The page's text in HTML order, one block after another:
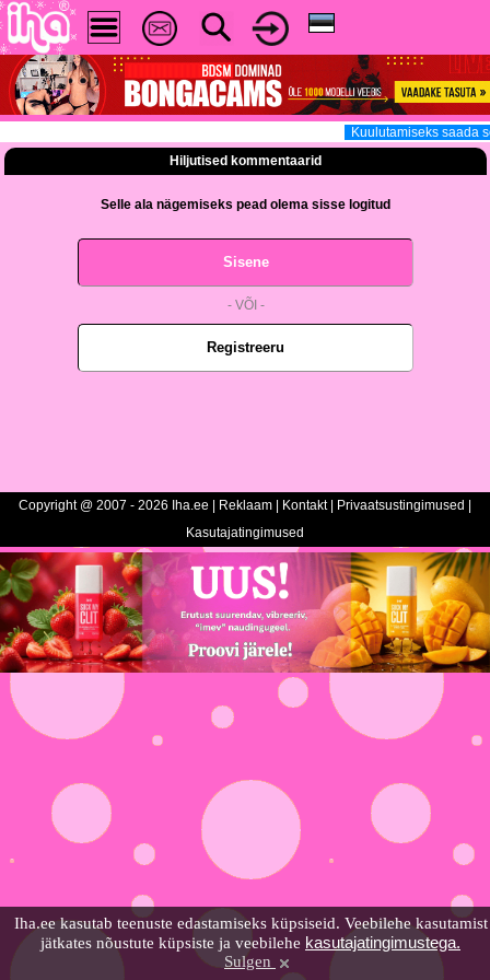
Iha.ee kasutab teenuste edastamiseks küpsiseid. Veebilehe kasutamist
jätkates nõustute küpsiste ja veebilehe kasutajatingimustega.
Sulgen
Kuulutamiseks saada
Hiljutised kommentaarid
Selle ala nägemiseks pead olema sisse logitud
Sisene
- VÕI -
Registreeru
Copyright @ 2007 - 2026 Iha.ee | Reklaam Kontakt| Privaatsustingimused
Kasutajatingimused